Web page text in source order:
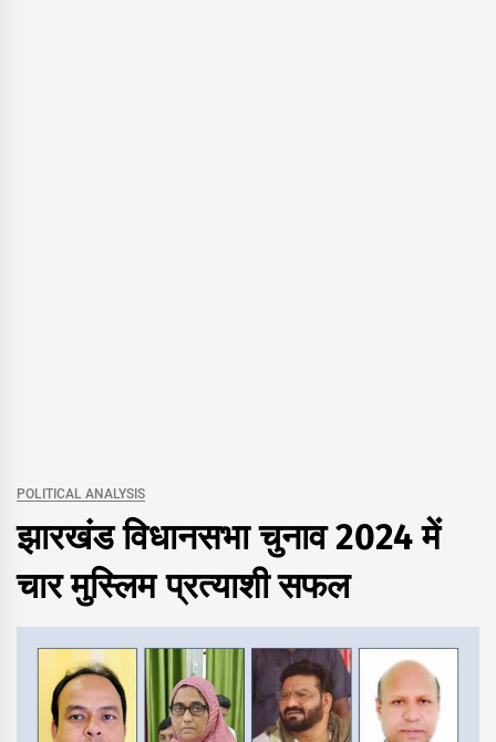
POLITICAL ANALYSIS
झारखंड विधानसभा चुनाव 2024 में
चार मुस्लिम प्रत्याशी सफल